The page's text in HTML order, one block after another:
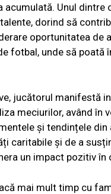
Unul dintre
dorind să
oportunitatea de
fotbal, unde să
jucătorul manifestă
meciurilor, având în
și tendințele
caritabile și de a
un impact pozitiv în
mai mult timp cu